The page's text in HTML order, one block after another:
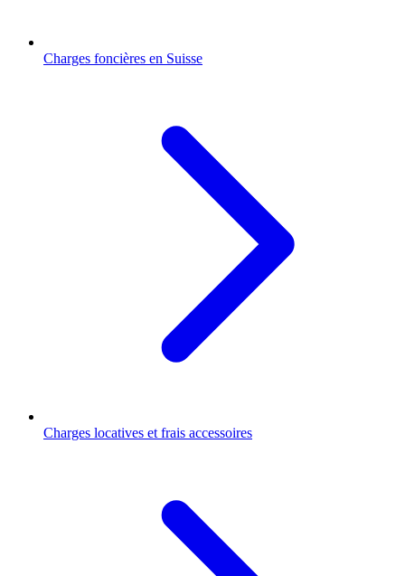
Charges foncières en Suisse
Charges locatives et frais accessoires